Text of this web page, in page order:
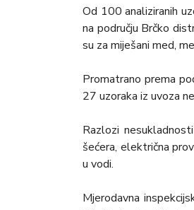
Od 100 analiziranih
na području Brčko
su za miješani med,
Promatrano prema
27 uzoraka iz uvoza
Razlozi
šećera, električna
u vodi.
Mjerodavna